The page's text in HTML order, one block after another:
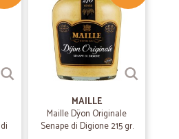
MAILLE
Maille Dÿon Originale
Senape di Digione 215 gr.